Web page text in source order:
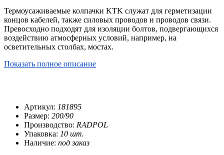
Термоусаживаемые колпачки KTK служат для герметизации
концов кабелей, также силовых проводов и проводов связи.
Превосходно подходят для изоляции болтов, подвергающихся
воздействию атмосферных условий, например, на
осветительных столбах, мостах.
Показать полное описание
Артикул: 181895
Размер: 200/90
Производство: RADPOL
Упаковка: 10 шт.
Наличие: под заказ